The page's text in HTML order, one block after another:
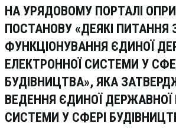
НА УРЯДОВОМУ ПОРТАЛІ
ПОСТАНОВУ «ДЕЯКІ ПИТАННЯ
ФУНКЦІОНУВАННЯ ЄДИНОЇ
ЕЛЕКТРОННОЇ СИСТЕМИ У
БУДІВНИЦТВА», ЯКА
ВЕДЕННЯ ЄДИНОЇ ДЕРЖАВНОЇ
СИСТЕМИ У СФЕРІ